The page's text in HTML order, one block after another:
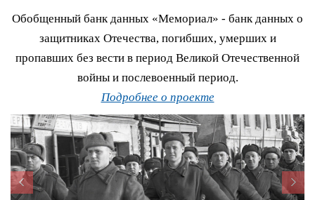
Обобщенный банк данных «Мемориал» - банк данных о
защитниках Отечества, погибших, умерших и
пропавших без вести в период Великой Отечественной
войны и послевоенный период.
Подробнее о проекте